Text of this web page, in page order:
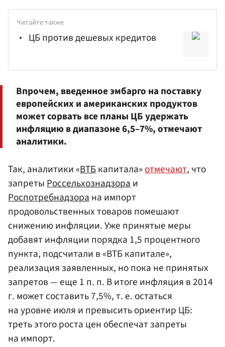
Читайте также
ЦБ против дешевых кредитов
Впрочем, введенное эмбарго на поставку
европейских и американских продуктов
может сорвать все планы ЦБ удержать
инфляцию в диапазоне 6,5–7%, отмечают
аналитики.
Так, аналитики «ВТБкапитала»отмечают, что
запретыРоссельхознадзораи
Роспотребнадзорана импорт
продовольственных товаров помешают
снижению инфляции. Уже принятые меры
добавят инфляции порядка 1,5 процентного
пункта, подсчитали в «ВТБ капитале»,
реализация заявленных, но пока не принятых
запретов — еще 1 п. п. В итоге инфляция в 2014
г. может составить 7,5%, т. е. остаться
на уровне июля и превысить ориентир ЦБ:
треть этого роста цен обеспечат запреты
на импорт.